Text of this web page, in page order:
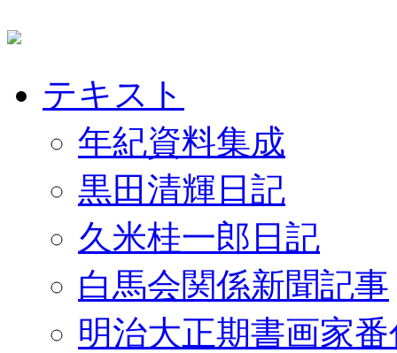
テキスト
年紀資料集成
黒田清輝日記
久米桂一郎日記
白馬会関係新聞記事
明治大正期書画家